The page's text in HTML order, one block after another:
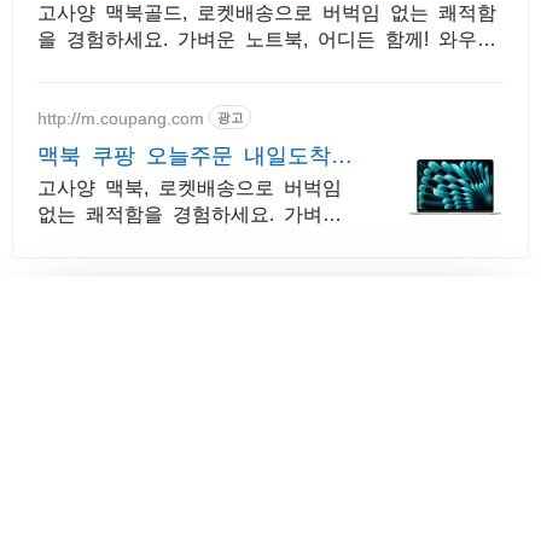
고사양 맥북골드, 로켓배송으로 버벅임 없는 쾌적함
을 경험하세요. 가벼운 노트북, 어디든 함께! 와우회
http://m.coupang.com 광고
맥북 쿠팡 오늘주문 내일도착
로켓배송
고사양 맥북, 로켓배송으로 버벅임
없는 쾌적함을 경험하세요. 가벼운